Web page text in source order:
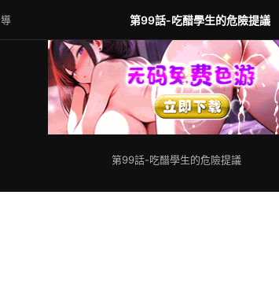
第99話-吃醋學生的危險提議
第99話-吃醋學生的危險提議